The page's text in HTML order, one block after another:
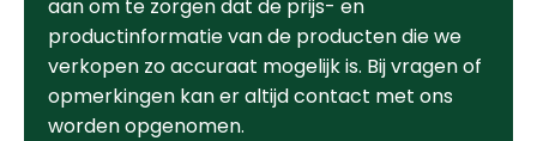
aan om te zorgen dat de prijs- en
productinformatie van de producten die we
verkopen zo accuraat mogelijk is. Bij vragen of
opmerkingen kan er altijd contact met ons
worden opgenomen.